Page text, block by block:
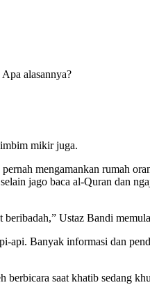
alasannya?
mikir juga.
mengamankan rumah
jago baca al-Quran dan
Ustaz Bandi
api. Banyak informasi dan
saat khatib sedang